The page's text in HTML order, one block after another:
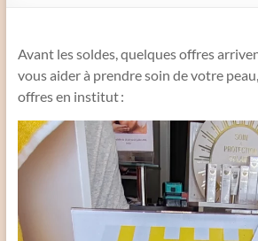
Avant les soldes, quelques offres
vous aider à prendre soin de votre
offres en institut :